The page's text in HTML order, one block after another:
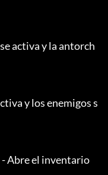
activa y la antorch
y los enemigos s
Abre el inventario